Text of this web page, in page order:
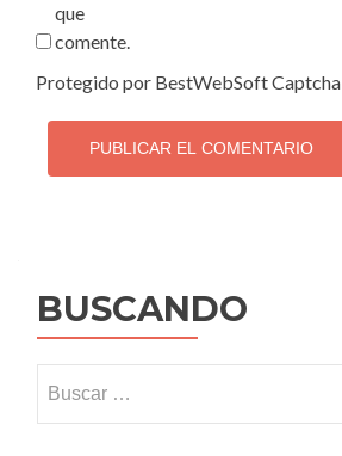
que
comente.
Protegido por BestWebSoft Captcha
BUSCANDO